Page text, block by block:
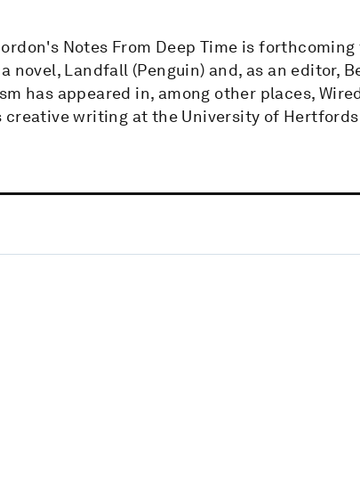
Notes From Deep Time is
novel, Landfall (Penguin) and, as an editor,
has appeared in, among other places,
creative writing at the University of